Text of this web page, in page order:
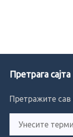
Претрага сајта
Претражите сав